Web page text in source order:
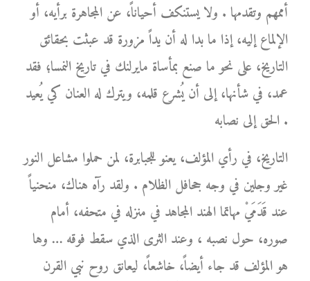
أممهم وتقدمها . ولا يستنكف أحياناً، عن المجاهرة برأيه، أو
الإلماع إليه، إذا ما بدا له أن يداً مزورة قد عبثت بحقائق
التاريخ، على نحو ما صنع بمأساة مايرلنك في تاريخ النمسا؛ فقد
عمد، في شأنها، إلى أن يُشرع قلمه، ويترك له العنان كي يُعيد
الحق إلى نصابه .
التاريخ، في رأي المؤلف، يعنو للجبابرة، لمن حملوا مشاعل النور
غير وجلين في وجه جحافل الظلام . ولقد رآه هناك، منحنياً
عند قَدَمَيْ مهاتما الهند المجاهد في منزله في متحفه، أمام
صوره، حول نصبه ، وعند الثرى الذي سقط فوقه … وها
هو المؤلف قد جاء أيضاً، خاشعاً، ليعانق روح نبي القرن